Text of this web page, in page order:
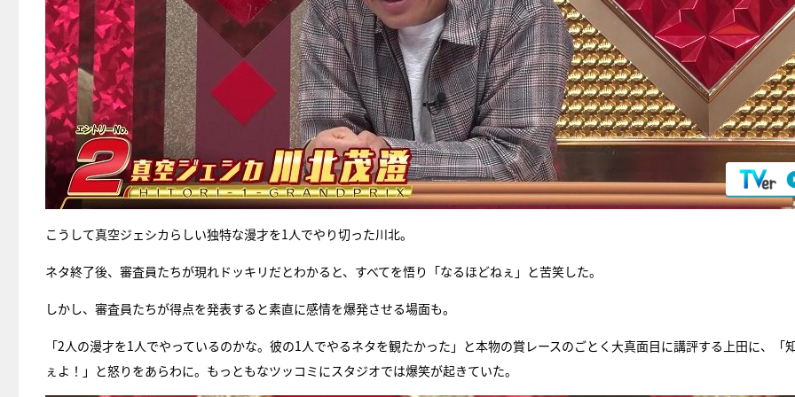
こうして真空ジェシカらしい独特な漫才を1人でやり切った川北。
ネタ終了後、審査員たちが現れドッキリだとわかると、すべてを悟り「なるほどねぇ」と苦笑した。
しかし、審査員たちが得点を発表すると素直に感情を爆発させる場面も。
「2人の漫才を1人でやっているのかな。彼の1人でやるネタを観たかった」と本物の賞レースのごとく大真面目に講評する上田に、「
ぇよ！」と怒りをあらわに。もっともなツッコミにスタジオでは爆笑が起きていた。